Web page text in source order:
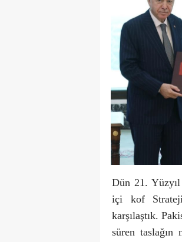
Dün 21. Yüzyıl
içi kof
karşılaştık.
süren taslağın